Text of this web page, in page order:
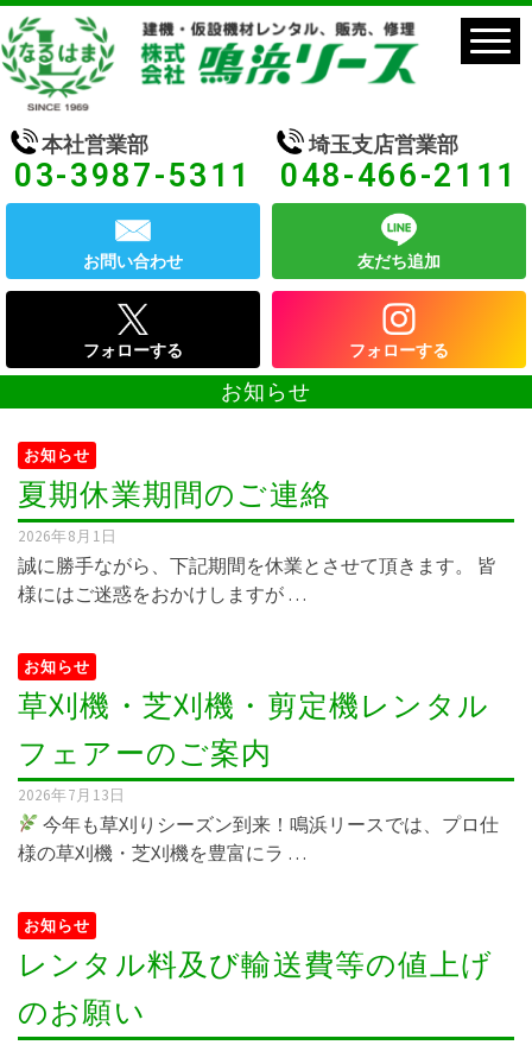
本社営業部
03-3987-5311
埼玉支店営業部
048-466-2111
お問い合わせ 友だち追加
フォローする フォローする
お知らせ
お知らせ
夏期休業期間のご連絡
2026年8月1日
誠に勝手ながら、下記期間を休業とさせて頂きます。 皆
様にはご迷惑をおかけしますが …
お知らせ
草刈機・芝刈機・剪定機レンタル
フェアーのご案内
2026年7月13日
今年も草刈りシーズン到来！鳴浜リースでは、プロ仕
様の草刈機・芝刈機を豊富にラ …
お知らせ
レンタル料及び輸送費等の値上げ
のお願い